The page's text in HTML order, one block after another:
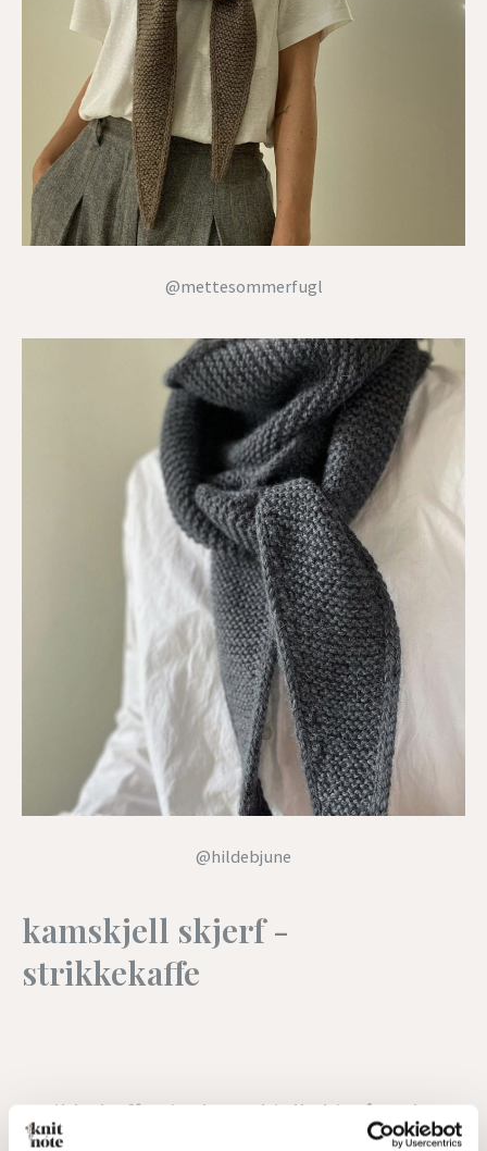
@mettesommerfugl
@hildebjune
kamskjell skjerf -
strikkekaffe
Strikkekaffe sitt kamskjell skjerf er det